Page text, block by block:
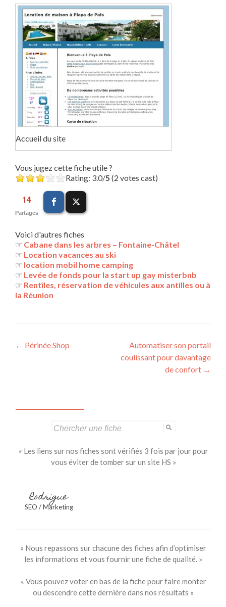
Accueil du site
Vous jugez cette fiche utile ?
Rating: 3.0/5 (2 votes cast)
14
Partages
Voici d'autres fiches
☞ Cabane dans les arbres – Fontaine-Châtel
☞ Location vacances au ski
☞ location mobil home camping
☞ Levée de fonds pour la start up gay misterbnb
☞ Rentîles, réservation de véhicules aux antilles ou à
la Réunion
Navigation
← Périnée Shop
Automatiser son portail
coulissant pour davantage
de confort →
« Les liens sur nos fiches sont vérifiés 3 fois par jour pour
vous éviter de tomber sur un site HS »
Rodrigue
SEO / Marketing
« Nous repassons sur chacune des fiches afin d’optimiser
les informations et vous fournir une fiche de qualité. »
« Vous pouvez voter en bas de la fiche pour faire monter
ou descendre cette dernière dans nos résultats »